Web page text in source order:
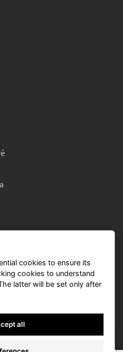
cookies to ensure its
cookies to understand
latter will be set only after
all